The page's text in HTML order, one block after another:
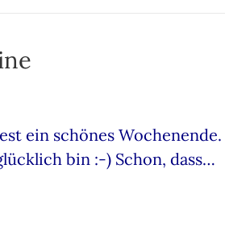
ein schönes Wochenende.
bin :-) Schon, dass…